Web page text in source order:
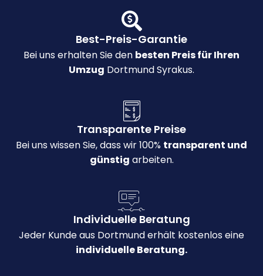
Best-Preis-Garantie
Bei uns erhalten Sie den besten Preis für Ihren
Umzug Dortmund Syrakus.
Transparente Preise
Bei uns wissen Sie, dass wir 100% transparent und
günstig arbeiten.
Individuelle Beratung
Jeder Kunde aus Dortmund erhält kostenlos eine
individuelle Beratung.